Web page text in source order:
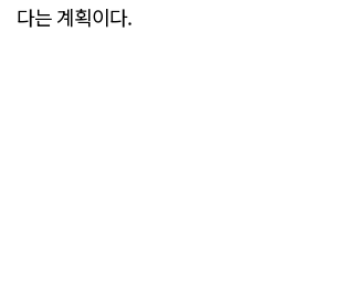
다는 계획이다.